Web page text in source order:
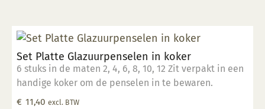
Set Platte Glazuurpenselen in koker
6 stuks in de maten 2, 4, 6, 8, 10, 12 Zit verpakt in een
handige koker om de penselen in te bewaren.
€ 11,40 excl. BTW